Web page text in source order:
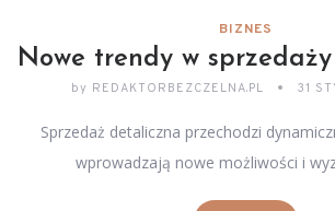
BIZNES
Nowe trendy w
by REDAKTORBEZCZELNA.PL 31
Sprzedaż detaliczna przechodzi
wprowadzają nowe możliwości i